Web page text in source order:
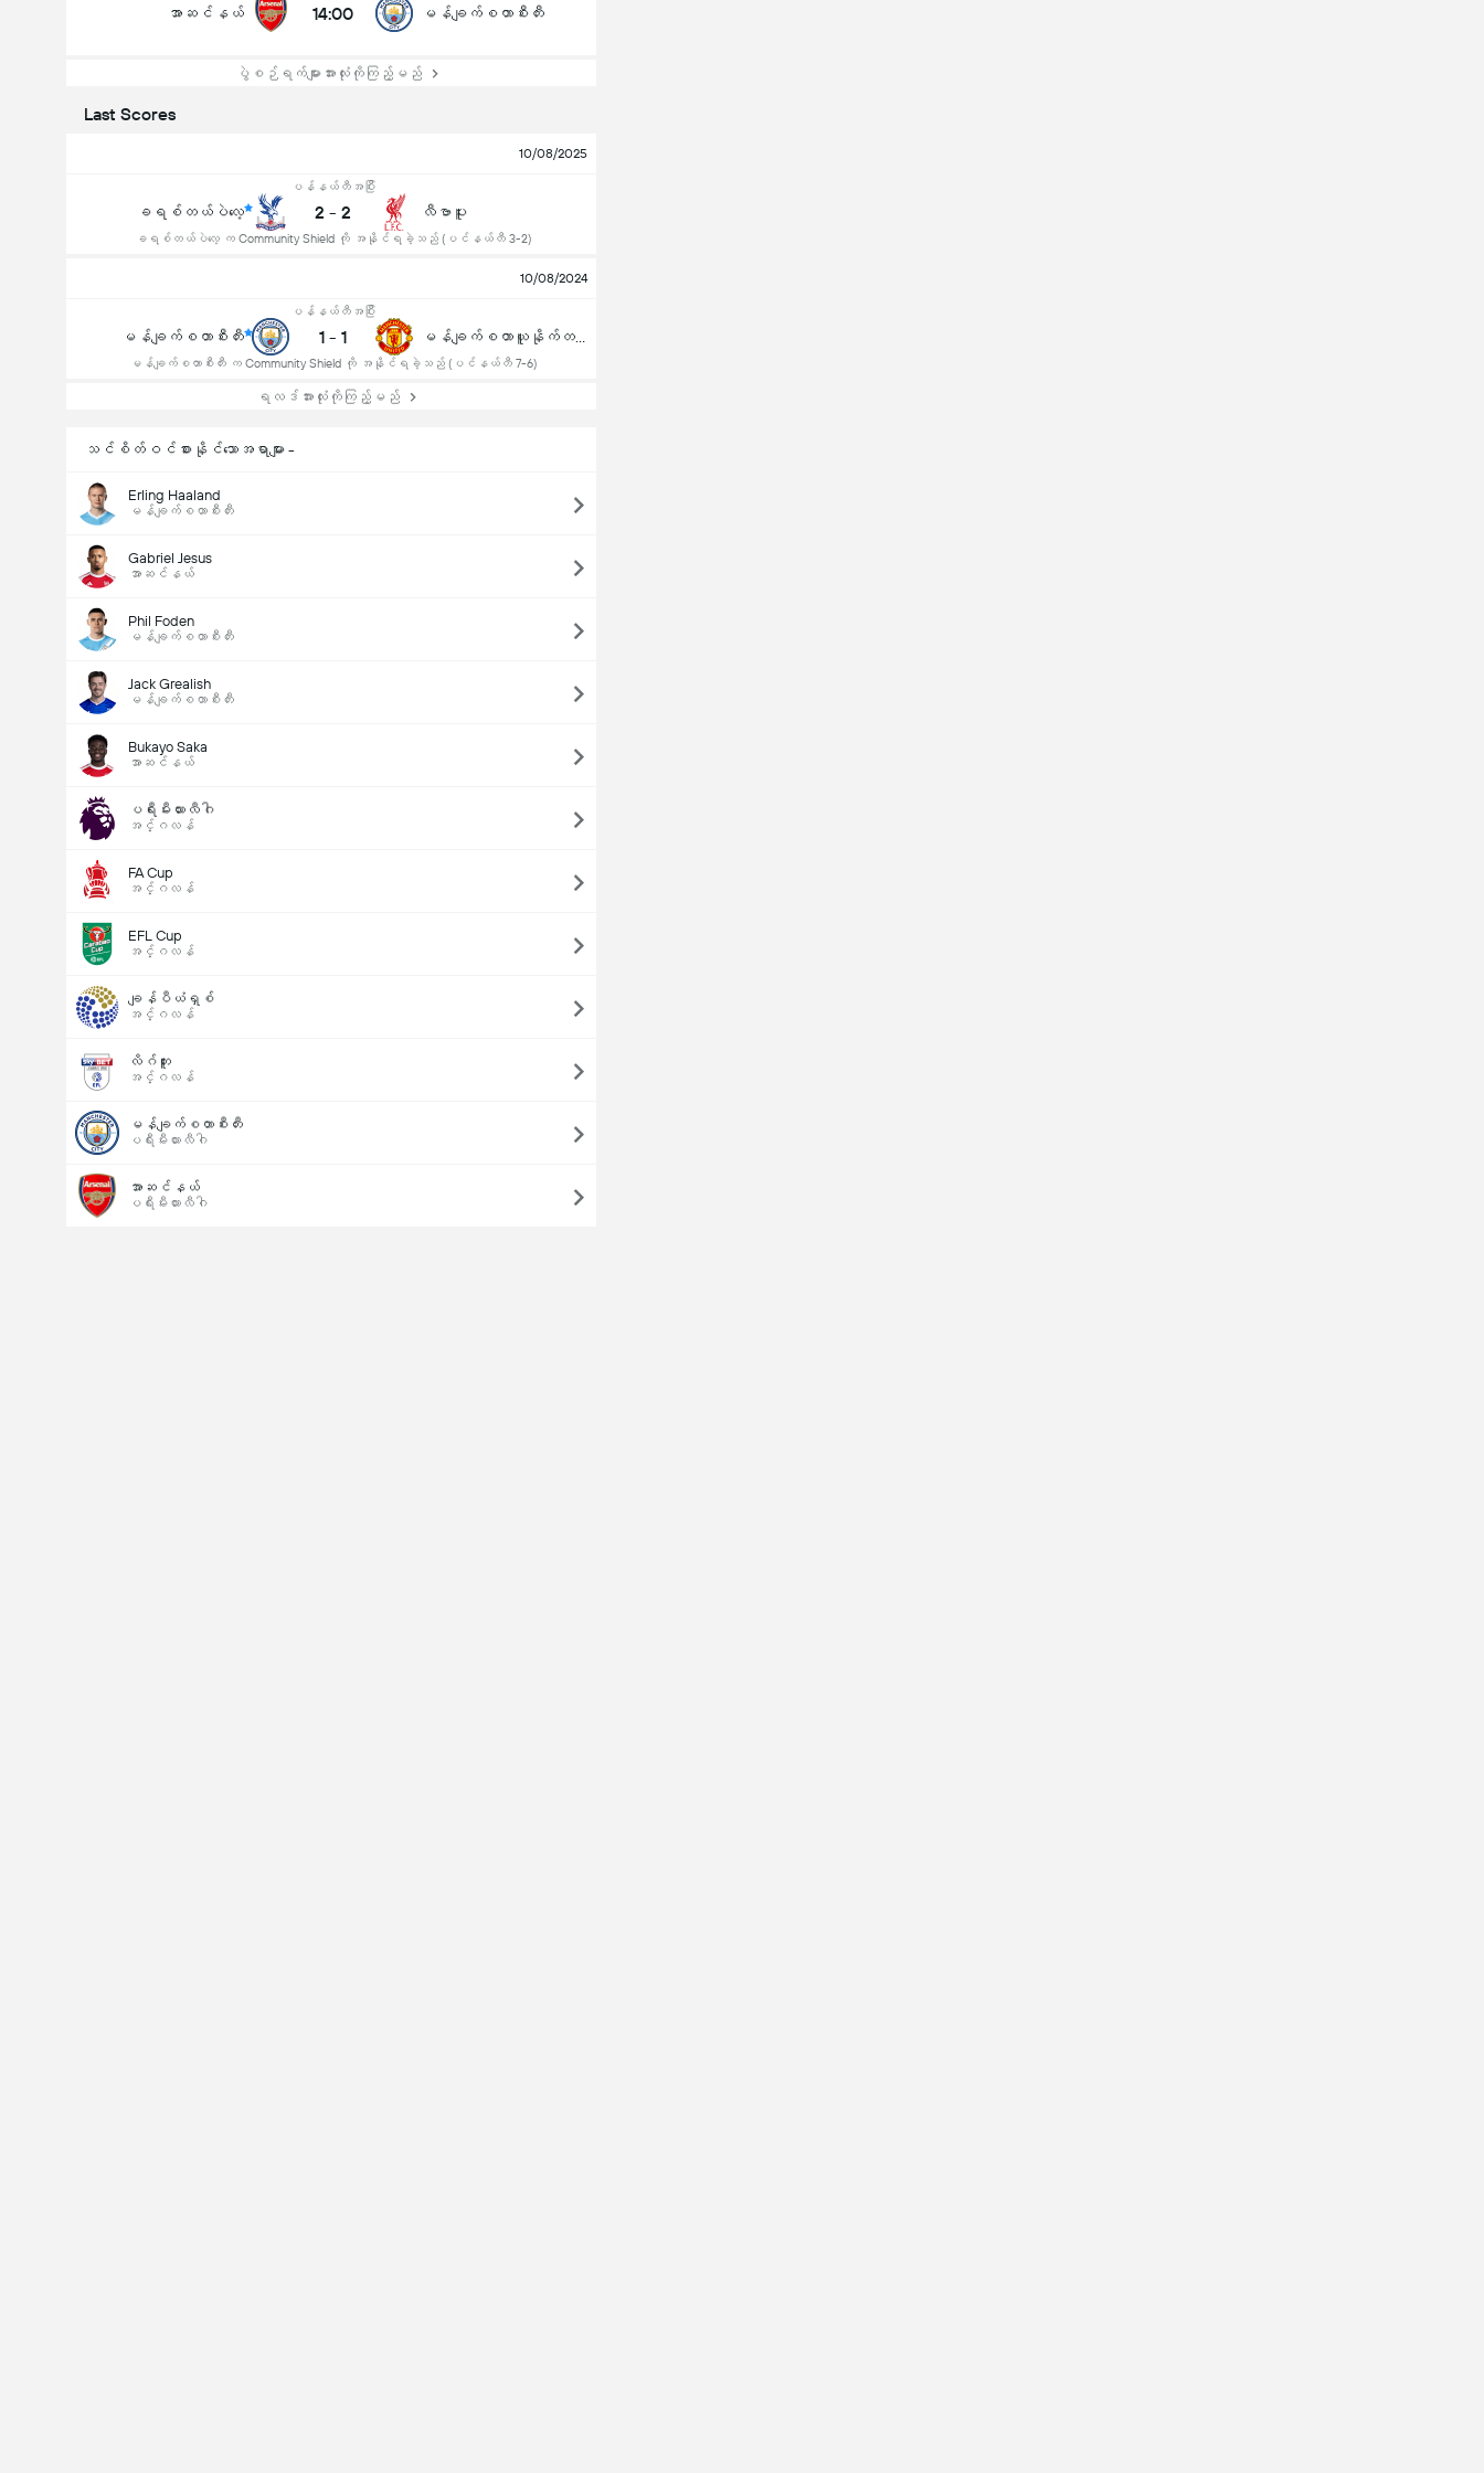
အာဆင်နယ် 14:00 မန်ချက်စတာစီးတီး
ပွဲစဉ်ရက်များအားလုံးကိုကြည့်မည်
Last Scores
10/08/2025
ခရစ်တယ်ပဲလေ့
ပန်နယ်တီအပြီး
2 - 2
ခရစ်တယ်ပဲလေ့ က Community Shield ကို အနိုင်ရခဲ့သည် (ပင်နယ်တီ 3-2)
လီဗာပူး
10/08/2024
မန်ချက်စတာစီးတီး
ပန်နယ်တီအပြီး
1 - 1
မန်ချက်စတာစီးတီး က Community Shield ကို အနိုင်ရခဲ့သည် (ပင်နယ်တီ 7-6)
ရလဒ်အားလုံးကိုကြည့်မည်
သင်စိတ်ဝင်စားနိုင်သောအရာများ -
Erling Haaland
မန်ချက်စတာစီးတီး
Gabriel Jesus
အာဆင်နယ်
Phil Foden
မန်ချက်စတာစီးတီး
Jack Grealish
မန်ချက်စတာစီးတီး
Bukayo Saka
အာဆင်နယ်
ပရီးမီးယားလီဂါ
အင်္ဂလန်
FA Cup
အင်္ဂလန်
EFL Cup
အင်္ဂလန်
ချန်ပီယံရှစ်
အင်္ဂလန်
လိဂ်တူး
အင်္ဂလန်
မန်ချက်စတာစီးတီး
ပရီးမီးယားလီဂါ
အာဆင်နယ်
ပရီးမီးယားလီဂါ